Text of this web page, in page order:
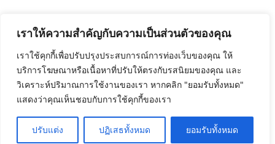
เราให้ความสำคัญกับความเป็นส่วนตัวของคุณ
เราใช้คุกกี้เพื่อปรับปรุงประสบการณ์การท่องเว็บของคุณ ให้
บริการโฆษณาหรือเนื้อหาที่ปรับให้ตรงกับรสนิยมของคุณ และ
วิเคราะห์ปริมาณการใช้งานของเรา หากคลิก "ยอมรับทั้งหมด"
แสดงว่าคุณเห็นชอบกับการใช้คุกกี้ของเรา
ปรับแต่ง ปฏิเสธทั้งหมด ยอมรับทั้งหมด